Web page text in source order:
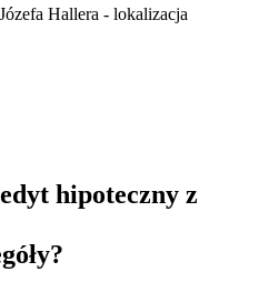
Hallera - lokalizacja
hipoteczny z